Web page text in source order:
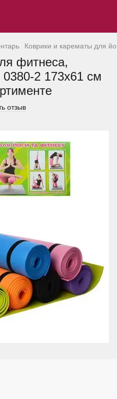
Коврики и карематы для
фитнеса,
0380-2 173х61 см
отзыв